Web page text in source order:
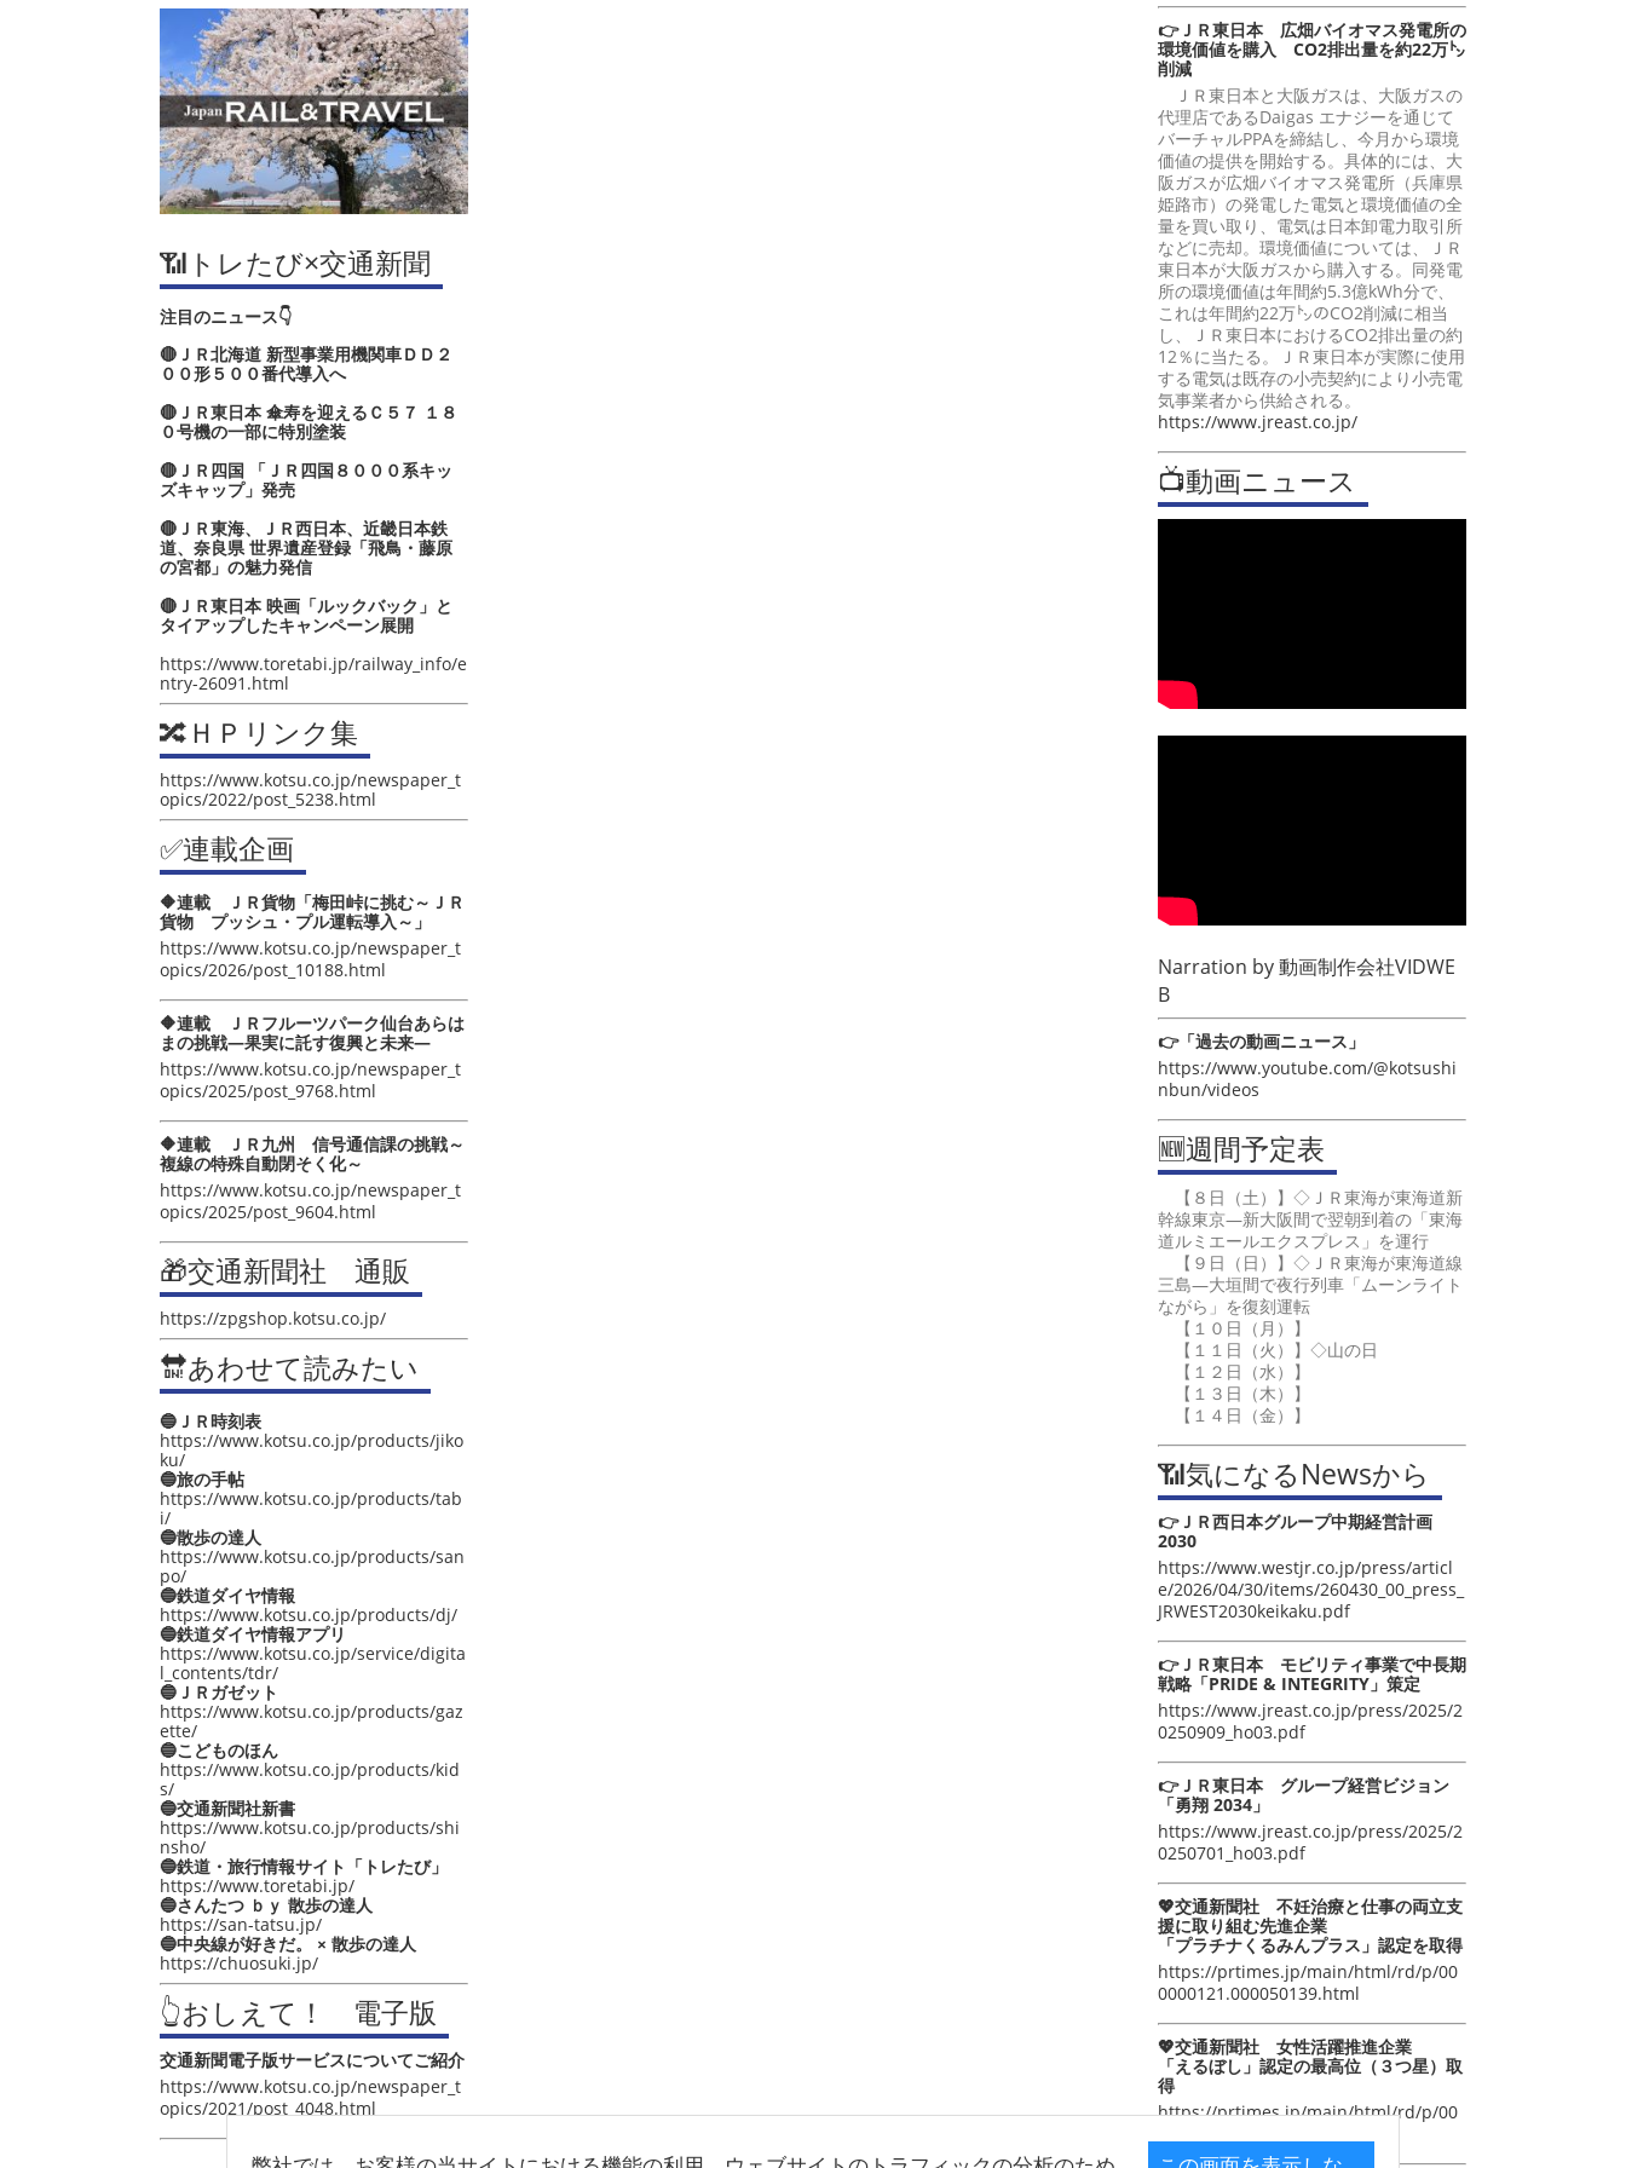
📶トレたび×交通新聞
注目のニュース👇
🔴ＪＲ北海道 新型事業用機関車ＤＤ２
００形５００番代導入へ
🔴ＪＲ東日本 傘寿を迎えるＣ５７ １８
０号機の一部に特別塗装
🔴ＪＲ四国 「ＪＲ四国８０００系キッ
ズキャップ」発売
🔴ＪＲ東海、ＪＲ西日本、近畿日本鉄
道、奈良県 世界遺産登録「飛鳥・藤原
の宮都」の魅力発信
🔴ＪＲ東日本 映画「ルックバック」と
タイアップしたキャンペーン展開
https://www.toretabi.jp/railway_info/e
ntry-26091.html
🔀ＨＰリンク集
https://www.kotsu.co.jp/newspaper_t
opics/2022/post_5238.html
✅連載企画
🔶連載 ＪＲ貨物「梅田峠に挑む～ＪＲ
貨物 プッシュ・プル運転導入～」
https://www.kotsu.co.jp/newspaper_t
opics/2026/post_10188.html
🔶連載 ＪＲフルーツパーク仙台あらは
まの挑戦―果実に託す復興と未来―
https://www.kotsu.co.jp/newspaper_t
opics/2025/post_9768.html
🔶連載 ＪＲ九州 信号通信課の挑戦～
複線の特殊自動閉そく化～
https://www.kotsu.co.jp/newspaper_t
opics/2025/post_9604.html
🎁交通新聞社 通販
https://zpgshop.kotsu.co.jp/
🔛あわせて読みたい
🔵ＪＲ時刻表
https://www.kotsu.co.jp/products/jiko
ku/
🔵旅の手帖
https://www.kotsu.co.jp/products/tab
i/
🔵散歩の達人
https://www.kotsu.co.jp/products/san
po/
🔵鉄道ダイヤ情報
https://www.kotsu.co.jp/products/dj/
🔵鉄道ダイヤ情報アプリ
https://www.kotsu.co.jp/service/digita
l_contents/tdr/
🔵ＪＲガゼット
https://www.kotsu.co.jp/products/gaz
ette/
🔵こどものほん
https://www.kotsu.co.jp/products/kid
s/
🔵交通新聞社新書
https://www.kotsu.co.jp/products/shi
nsho/
🔵鉄道・旅行情報サイト「トレたび」
https://www.toretabi.jp/
🔵さんたつ ｂｙ 散歩の達人
https://san-tatsu.jp/
🔵中央線が好きだ。 × 散歩の達人
https://chuosuki.jp/
👆おしえて！ 電子版
交通新聞電子版サービスについてご紹介
https://www.kotsu.co.jp/newspaper_t
opics/2021/post_4048.html
👉ＪＲ東日本 広畑バイオマス発電所の
環境価値を購入 CO2排出量を約22万㌧
削減
ＪＲ東日本と大阪ガスは、大阪ガスの
代理店であるDaigas エナジーを通じて
バーチャルPPAを締結し、今月から環境
価値の提供を開始する。具体的には、大
阪ガスが広畑バイオマス発電所（兵庫県
姫路市）の発電した電気と環境価値の全
量を買い取り、電気は日本卸電力取引所
などに売却。環境価値については、ＪＲ
東日本が大阪ガスから購入する。同発電
所の環境価値は年間約5.3億kWh分で、
これは年間約22万㌧のCO2削減に相当
し、ＪＲ東日本におけるCO2排出量の約
12％に当たる。ＪＲ東日本が実際に使用
する電気は既存の小売契約により小売電
気事業者から供給される。
https://www.jreast.co.jp/
📺動画ニュース
Narration by動画制作会社VIDWE
B
👉「過去の動画ニュース」
https://www.youtube.com/@kotsushi
nbun/videos
🆕週間予定表
【８日（土）】◇ＪＲ東海が東海道新
幹線東京―新大阪間で翌朝到着の「東海
道ルミエールエクスプレス」を運行
【９日（日）】◇ＪＲ東海が東海道線
三島―大垣間で夜行列車「ムーンライト
ながら」を復刻運転
【１０日（月）】
【１１日（火）】◇山の日
【１２日（水）】
【１３日（木）】
【１４日（金）】
📶気になるNewsから
👉ＪＲ西日本グループ中期経営計画
2030
https://www.westjr.co.jp/press/articl
e/2026/04/30/items/260430_00_press_
JRWEST2030keikaku.pdf
👉ＪＲ東日本 モビリティ事業で中長期
戦略「PRIDE & INTEGRITY」策定
https://www.jreast.co.jp/press/2025/2
0250909_ho03.pdf
👉ＪＲ東日本 グループ経営ビジョン
「勇翔 2034」
https://www.jreast.co.jp/press/2025/2
0250701_ho03.pdf
💖交通新聞社 不妊治療と仕事の両立支
援に取り組む先進企業
「プラチナくるみんプラス」認定を取得
https://prtimes.jp/main/html/rd/p/00
0000121.000050139.html
💖交通新聞社 女性活躍推進企業
「えるぼし」認定の最高位（３つ星）取
得
https://prtimes.jp/main/html/rd/p/00